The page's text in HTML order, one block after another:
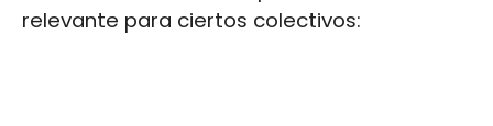
relevante para ciertos colectivos: